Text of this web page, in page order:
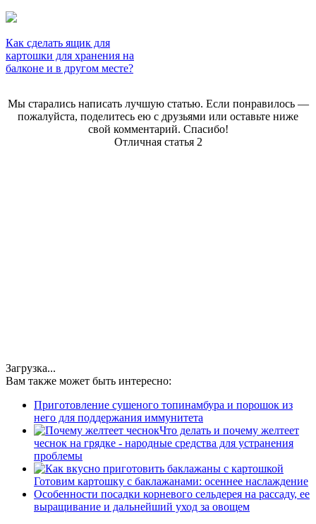
Как сделать ящик для
картошки для хранения на
балконе и в другом месте?
Мы старались написать лучшую статью. Если понравилось —
пожалуйста, поделитесь ею с друзьями или оставьте ниже
свой комментарий. Спасибо!
Отличная статья 2
Загрузка...
Вам также может быть интересно:
Приготовление сушеного топинамбура и порошок из
него для поддержания иммунитета
Что делать и почему желтеет
чеснок на грядке - народные средства для устранения
проблемы
Готовим картошку с баклажанами: осеннее наслаждение
Особенности посадки корневого сельдерея на рассаду, ее
выращивание и дальнейший уход за овощем